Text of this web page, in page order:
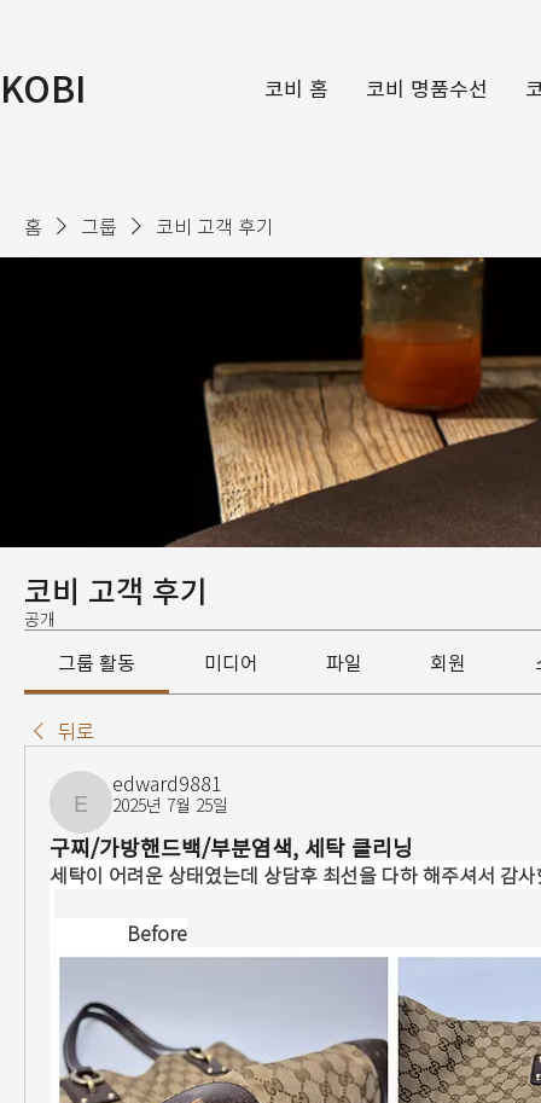
KOBI 코비 홈 코비 명품수선
홈 그룹 코비 고객 후기
코비 고객 후기
공개
그룹 활동 미디어 파일 회원
뒤로
edward9881
edward9881
2025년 7월 25일
구찌/가방핸드백/부분염색, 세탁 클리닝
세탁이 어려운 상태였는데 상담후 최선을 다하 해주셔서 감
                Before